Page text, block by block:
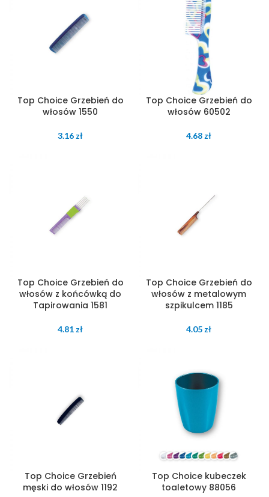
Top Choice Grzebień do
włosów 1550
3.16 zł
Top Choice Grzebień do
włosów 60502
4.68 zł
Top Choice Grzebień do
włosów z końcówką do
Tapirowania 1581
4.81 zł
Top Choice Grzebień do
włosów z metalowym
szpikulcem 1185
4.05 zł
Top Choice Grzebień
męski do włosów 1192
Top Choice kubeczek
toaletowy 88056